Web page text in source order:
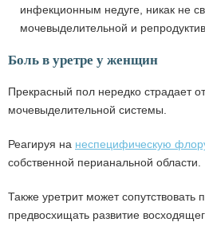
инфекционным недуге, никак не
мочевыделительной и
Боль в уретре у женщин
Прекрасный пол нередко страдает
мочевыделительной системы.
Реагируя на неспецифическую
собственной перианальной области.
Также уретрит может
предвосхищать развитие